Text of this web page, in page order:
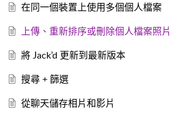
在同一個裝置上使用多個個人檔案
上傳、重新排序或刪除個人檔案照片
將 Jack’d 更新到最新版本
搜尋 + 篩選
從聊天儲存相片和影片